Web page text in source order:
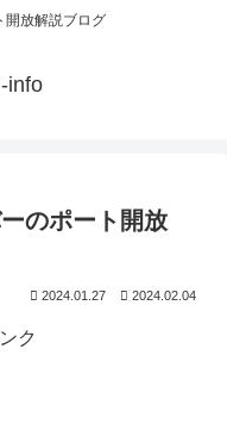
開放解説ブログ
info
のポート開放
2024.01.27 2024.02.04
ク